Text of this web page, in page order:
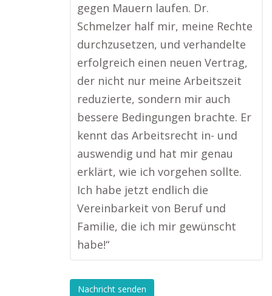
gegen Mauern laufen. Dr.
Schmelzer half mir, meine Rechte
durchzusetzen, und verhandelte
erfolgreich einen neuen Vertrag,
der nicht nur meine Arbeitszeit
reduzierte, sondern mir auch
bessere Bedingungen brachte. Er
kennt das Arbeitsrecht in- und
auswendig und hat mir genau
erklärt, wie ich vorgehen sollte.
Ich habe jetzt endlich die
Vereinbarkeit von Beruf und
Familie, die ich mir gewünscht
habe!“
Nachricht senden